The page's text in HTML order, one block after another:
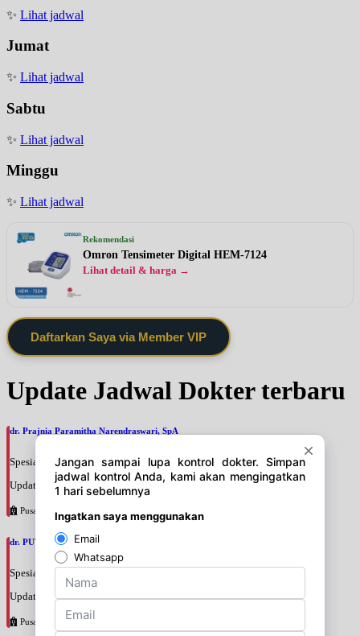
✨ Lihat jadwal
Jumat
✨ Lihat jadwal
Sabtu
✨ Lihat jadwal
Minggu
✨ Lihat jadwal
Rekomendasi
Omron Tensimeter Digital HEM-7124
Lihat detail & harga →
Daftarkan Saya via Member VIP
Update Jadwal Dokter terbaru
dr. Prajnia Paramitha Narendraswari, SpA
Spesialis: Anak
Update terakhir: 2026-08-06 10:46:34
Pusat Pertamina
dr. PUTRI WIDIANTIKA WIDARTO, SpA
Spesialis: Anak
Update terakhir: 2026-08-06 10:43:44
Pusat Pertamina